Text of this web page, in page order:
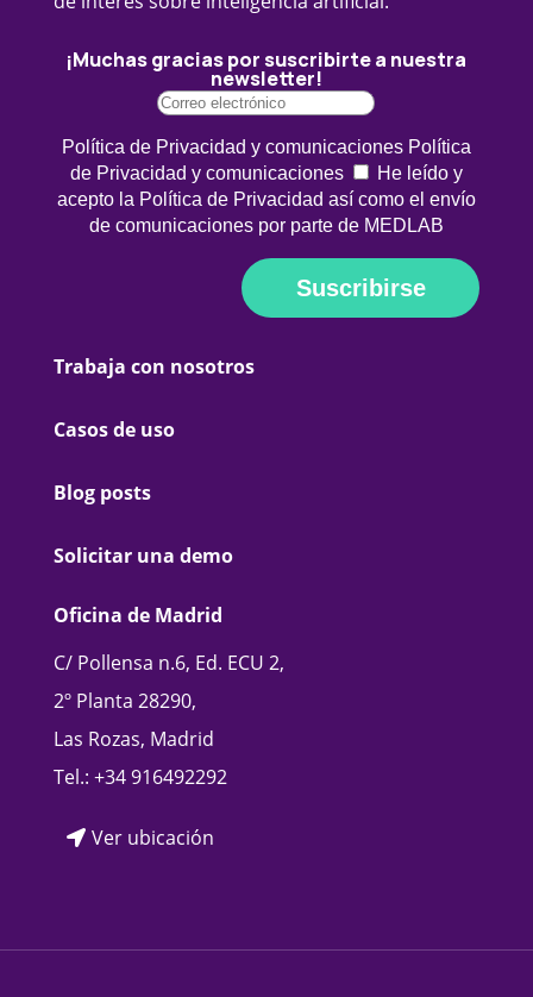
¡Muchas gracias por suscribirte a nuestra
newsletter!
Política de Privacidad y comunicaciones Política
de Privacidad y comunicaciones
He leído y
acepto la Política de Privacidad así como el envío
de comunicaciones por parte de MEDLAB
Suscribirse
Trabaja con nosotros
Casos de uso
Blog posts
Solicitar una demo
Oficina de Madrid
C/ Pollensa n.6, Ed. ECU 2,
2º Planta 28290,
Las Rozas, Madrid
Tel.: +34 916492292
Ver ubicación